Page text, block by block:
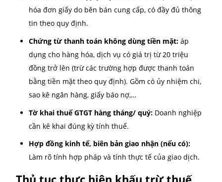
trình kê khai là bước quan trọng trong quản lý tài
– kế toán. Đặc biệt là đối với các doanh nghiệp đang
trong giai đoạn ổn định và phát triển.
Hồ sơ và thủ tục để khấu
thuế GTGT
Trong quá trình kê khai và khấu trừ thuế GTGT, việc
chuẩn bị đầy đủ hồ sơ và thực hiện đúng thủ tục là
tố then chốt để đảm bảo quyền lợi thuế của doanh
nghiệp. Nhiều trường hợp doanh nghiệp bị truy thu
hoặc không được khấu trừ thuế đầu vào chỉ vì thiếu